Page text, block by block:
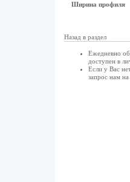
Ширина профиля
Назад в раздел
Ежедневно
доступен в
Если у Вас
запрос нам